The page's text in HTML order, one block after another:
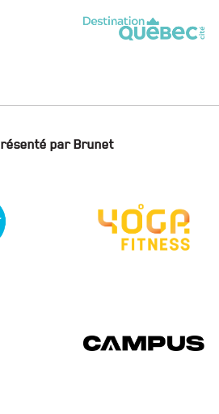
par Brunet